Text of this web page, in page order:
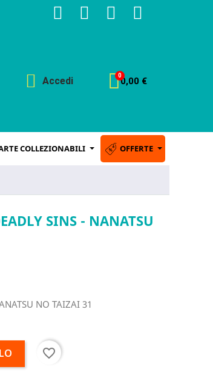
Accedi 0,00 €
COLLEZIONABILI OFFERTE
SINS - NANATSU
NO TAIZAI 31
favorite_border